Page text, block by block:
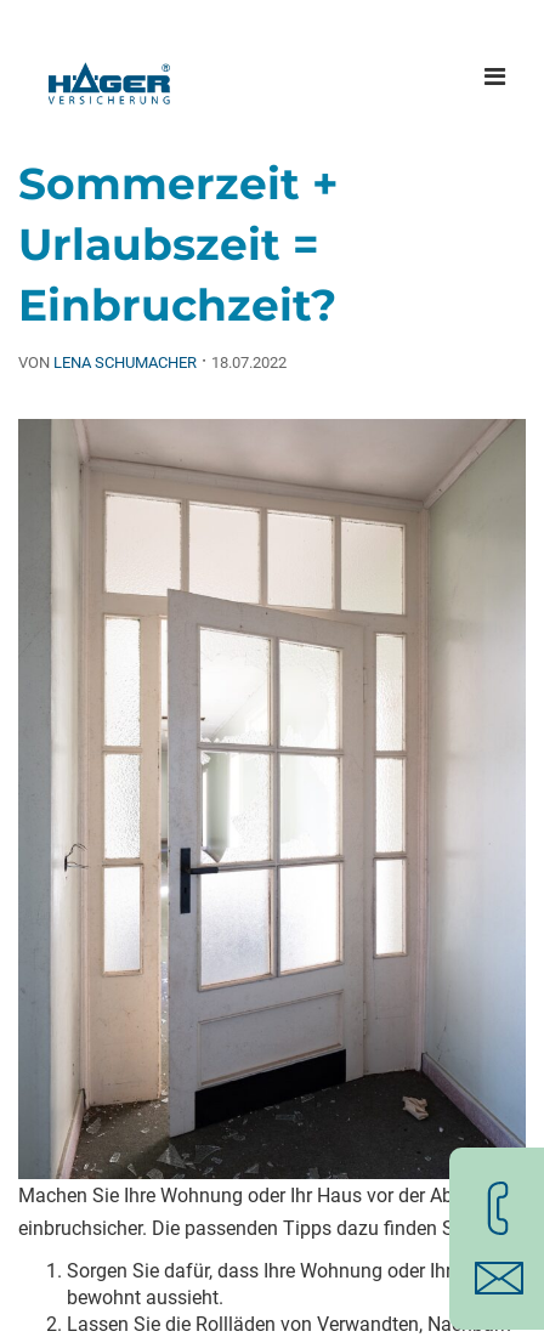
Menü
Sommerzeit +
Urlaubszeit =
Einbruchzeit?
VON LENA SCHUMACHER · 18.07.2022
Machen Sie Ihre Wohnung oder Ihr Haus vor der Abreise
einbruchsicher. Die passenden Tipps dazu finden Sie hier:
Sorgen Sie dafür, dass Ihre Wohnung oder Ihr Haus
bewohnt aussieht.
Lassen Sie die Rollläden von Verwandten, Nachbarn